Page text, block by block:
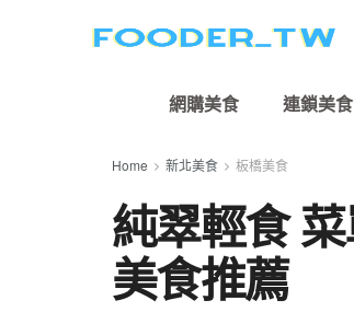
網購美食 連鎖美食
Home 新北美食 板橋美食
純翠輕食
美食推薦